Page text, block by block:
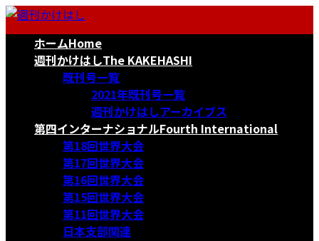
コ
ナ
ホームHome
週刊かけはしThe KAKEHASHI
既刊号一覧
2021年既刊号一覧
週刊かけはしアーカイブス
第四インターナショナルFourth International
第18回世界大会
第17回世界大会
第16回世界大会
第15回世界大会
第11回世界大会
日本支部関連